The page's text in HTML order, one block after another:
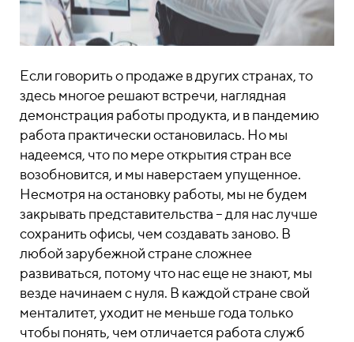
Если говорить о продаже в других странах, то
здесь многое решают встречи, наглядная
демонстрация работы продукта, и в пандемию
работа практически остановилась. Но мы
надеемся, что по мере открытия стран все
возобновится, и мы наверстаем упущенное.
Несмотря на остановку работы, мы не будем
закрывать представительства – для нас лучше
сохранить офисы, чем создавать заново. В
любой зарубежной стране сложнее
развиваться, потому что нас еще не знают, мы
везде начинаем с нуля. В каждой стране свой
менталитет, уходит не меньше года только
чтобы понять, чем отличается работа служб